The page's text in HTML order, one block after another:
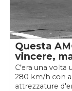
Questa
vincere,
C’era una
280 km/h con
attrezzature